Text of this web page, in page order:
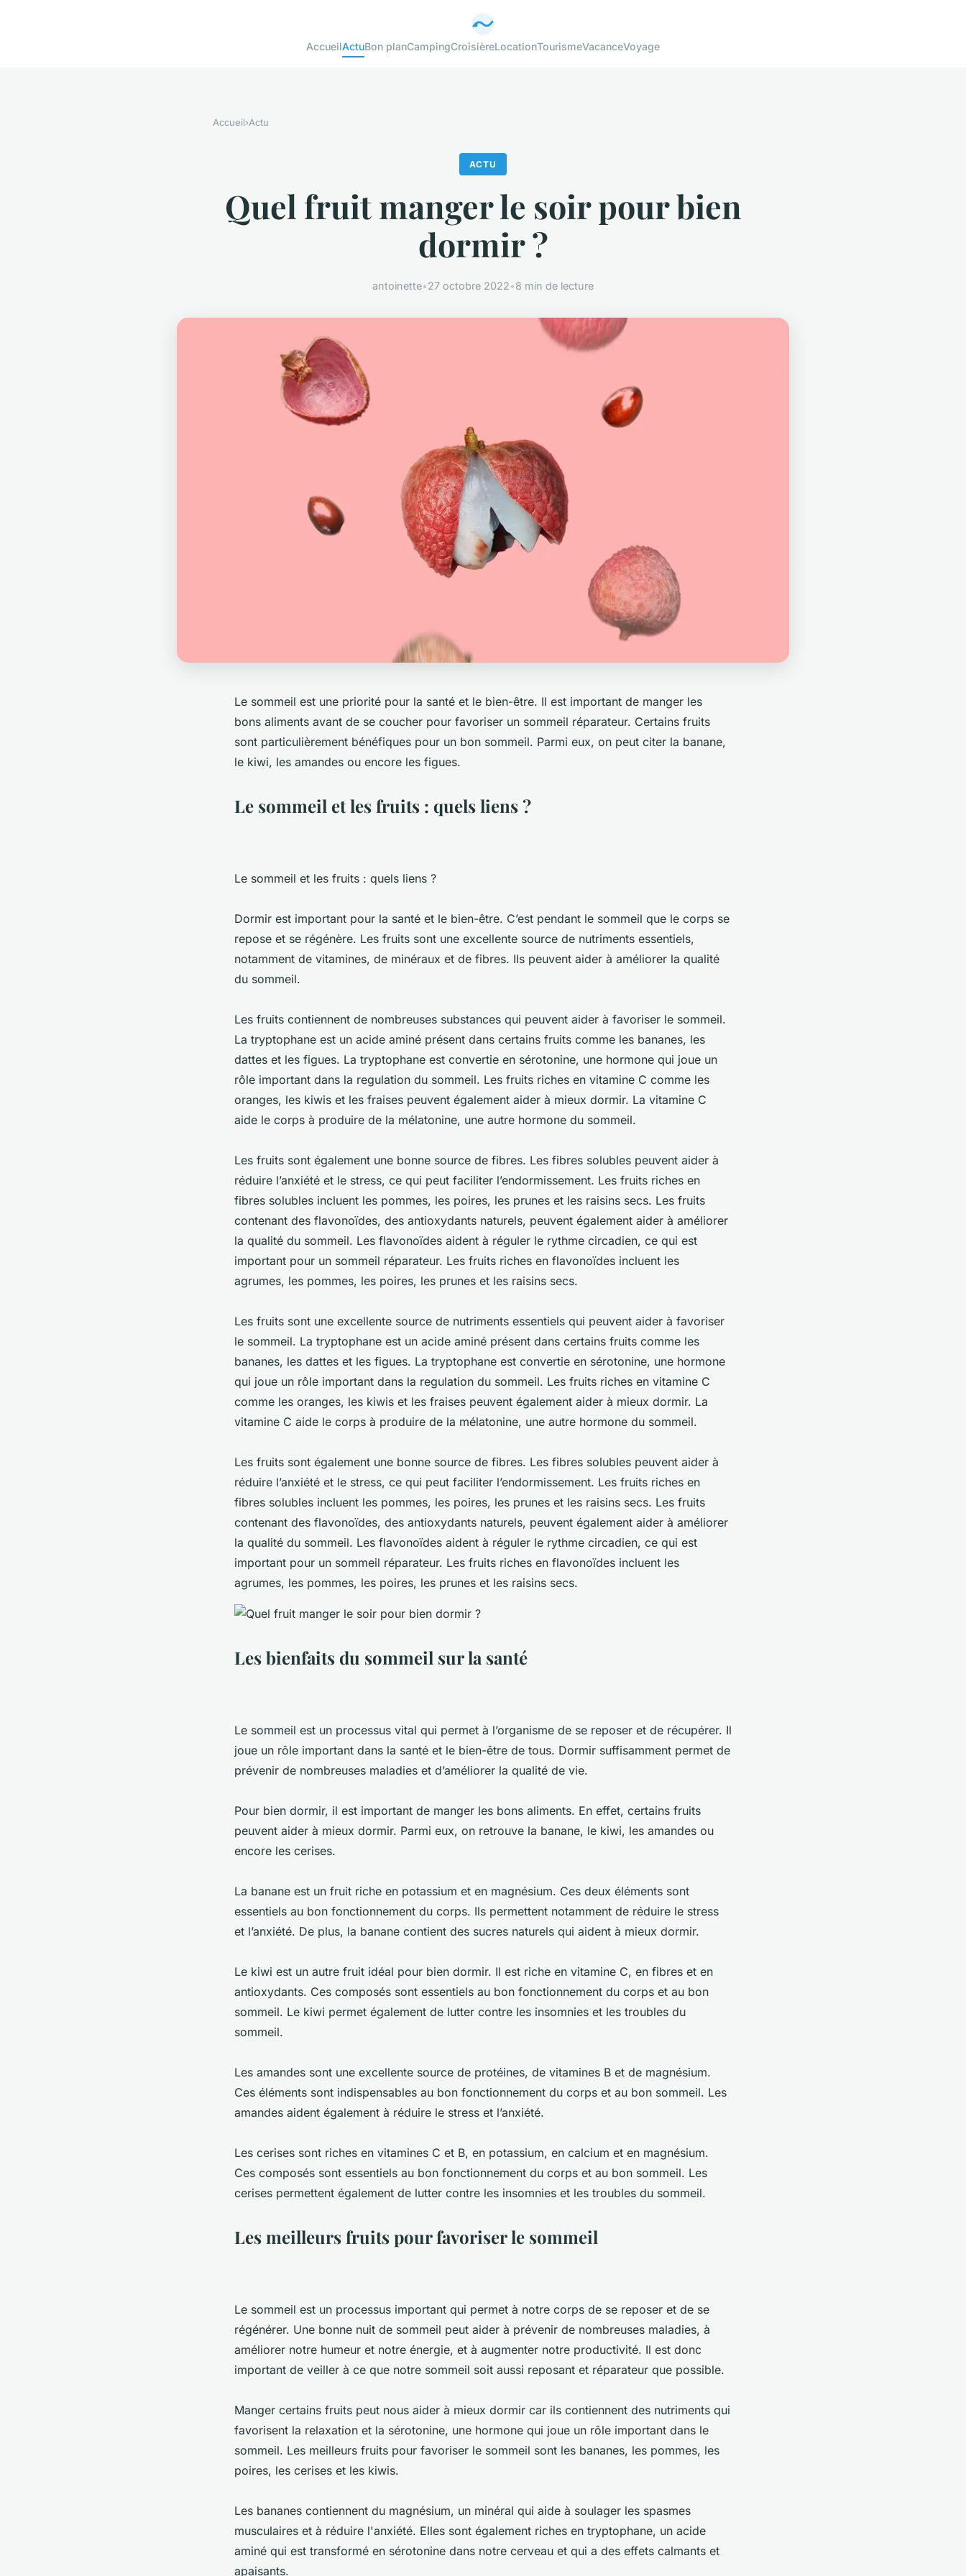
AccueilActuBon planCampingCroisièreLocationTourismeVacanceVoyage
Accueil›Actu
ACTU
Quel fruit manger le soir pour bien
dormir ?
antoinette•27 octobre 2022•8 min de lecture
Le sommeil est une priorité pour la santé et le bien-être. Il est important de manger les
bons aliments avant de se coucher pour favoriser un sommeil réparateur. Certains fruits
sont particulièrement bénéfiques pour un bon sommeil. Parmi eux, on peut citer la banane,
le kiwi, les amandes ou encore les figues.
Le sommeil et les fruits : quels liens ?
Le sommeil et les fruits : quels liens ?
Dormir est important pour la santé et le bien-être. C’est pendant le sommeil que le corps se
repose et se régénère. Les fruits sont une excellente source de nutriments essentiels,
notamment de vitamines, de minéraux et de fibres. Ils peuvent aider à améliorer la qualité
du sommeil.
Les fruits contiennent de nombreuses substances qui peuvent aider à favoriser le sommeil.
La tryptophane est un acide aminé présent dans certains fruits comme les bananes, les
dattes et les figues. La tryptophane est convertie en sérotonine, une hormone qui joue un
rôle important dans la regulation du sommeil. Les fruits riches en vitamine C comme les
oranges, les kiwis et les fraises peuvent également aider à mieux dormir. La vitamine C
aide le corps à produire de la mélatonine, une autre hormone du sommeil.
Les fruits sont également une bonne source de fibres. Les fibres solubles peuvent aider à
réduire l’anxiété et le stress, ce qui peut faciliter l’endormissement. Les fruits riches en
fibres solubles incluent les pommes, les poires, les prunes et les raisins secs. Les fruits
contenant des flavonoïdes, des antioxydants naturels, peuvent également aider à améliorer
la qualité du sommeil. Les flavonoïdes aident à réguler le rythme circadien, ce qui est
important pour un sommeil réparateur. Les fruits riches en flavonoïdes incluent les
agrumes, les pommes, les poires, les prunes et les raisins secs.
Les fruits sont une excellente source de nutriments essentiels qui peuvent aider à favoriser
le sommeil. La tryptophane est un acide aminé présent dans certains fruits comme les
bananes, les dattes et les figues. La tryptophane est convertie en sérotonine, une hormone
qui joue un rôle important dans la regulation du sommeil. Les fruits riches en vitamine C
comme les oranges, les kiwis et les fraises peuvent également aider à mieux dormir. La
vitamine C aide le corps à produire de la mélatonine, une autre hormone du sommeil.
Les fruits sont également une bonne source de fibres. Les fibres solubles peuvent aider à
réduire l’anxiété et le stress, ce qui peut faciliter l’endormissement. Les fruits riches en
fibres solubles incluent les pommes, les poires, les prunes et les raisins secs. Les fruits
contenant des flavonoïdes, des antioxydants naturels, peuvent également aider à améliorer
la qualité du sommeil. Les flavonoïdes aident à réguler le rythme circadien, ce qui est
important pour un sommeil réparateur. Les fruits riches en flavonoïdes incluent les
agrumes, les pommes, les poires, les prunes et les raisins secs.
Les bienfaits du sommeil sur la santé
Le sommeil est un processus vital qui permet à l’organisme de se reposer et de récupérer. Il
joue un rôle important dans la santé et le bien-être de tous. Dormir suffisamment permet de
prévenir de nombreuses maladies et d’améliorer la qualité de vie.
Pour bien dormir, il est important de manger les bons aliments. En effet, certains fruits
peuvent aider à mieux dormir. Parmi eux, on retrouve la banane, le kiwi, les amandes ou
encore les cerises.
La banane est un fruit riche en potassium et en magnésium. Ces deux éléments sont
essentiels au bon fonctionnement du corps. Ils permettent notamment de réduire le stress
et l’anxiété. De plus, la banane contient des sucres naturels qui aident à mieux dormir.
Le kiwi est un autre fruit idéal pour bien dormir. Il est riche en vitamine C, en fibres et en
antioxydants. Ces composés sont essentiels au bon fonctionnement du corps et au bon
sommeil. Le kiwi permet également de lutter contre les insomnies et les troubles du
sommeil.
Les amandes sont une excellente source de protéines, de vitamines B et de magnésium.
Ces éléments sont indispensables au bon fonctionnement du corps et au bon sommeil. Les
amandes aident également à réduire le stress et l’anxiété.
Les cerises sont riches en vitamines C et B, en potassium, en calcium et en magnésium.
Ces composés sont essentiels au bon fonctionnement du corps et au bon sommeil. Les
cerises permettent également de lutter contre les insomnies et les troubles du sommeil.
Les meilleurs fruits pour favoriser le sommeil
Le sommeil est un processus important qui permet à notre corps de se reposer et de se
régénérer. Une bonne nuit de sommeil peut aider à prévenir de nombreuses maladies, à
améliorer notre humeur et notre énergie, et à augmenter notre productivité. Il est donc
important de veiller à ce que notre sommeil soit aussi reposant et réparateur que possible.
Manger certains fruits peut nous aider à mieux dormir car ils contiennent des nutriments qui
favorisent la relaxation et la sérotonine, une hormone qui joue un rôle important dans le
sommeil. Les meilleurs fruits pour favoriser le sommeil sont les bananes, les pommes, les
poires, les cerises et les kiwis.
Les bananes contiennent du magnésium, un minéral qui aide à soulager les spasmes
musculaires et à réduire l'anxiété. Elles sont également riches en tryptophane, un acide
aminé qui est transformé en sérotonine dans notre cerveau et qui a des effets calmants et
apaisants.